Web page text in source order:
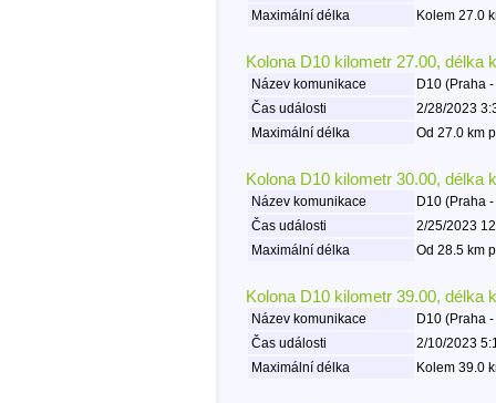
Maximální délka
Kolem 27.0
Kolona D10 kilometr 27.00, délka
Název komunikace
D10 (Praha
Čas události
2/28/2023
Maximální délka
Od 27.0 km
Kolona D10 kilometr 30.00, délka
Název komunikace
D10 (Praha
Čas události
2/25/2023
Maximální délka
Od 28.5 km
Kolona D10 kilometr 39.00, délka
Název komunikace
D10 (Praha
Čas události
2/10/2023
Maximální délka
Kolem 39.0